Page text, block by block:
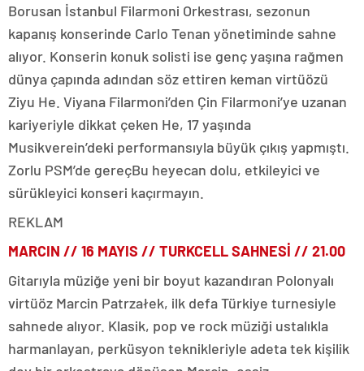
Borusan İstanbul Filarmoni Orkestrası, sezonun
kapanış konserinde Carlo Tenan yönetiminde sahne
alıyor. Konserin konuk solisti ise genç yaşına rağmen
dünya çapında adından söz ettiren keman virtüözü
Ziyu He. Viyana Filarmoni’den Çin Filarmoni’ye uzanan
kariyeriyle dikkat çeken He, 17 yaşında
Musikverein’deki performansıyla büyük çıkış yapmıştı.
Zorlu PSM’de gereçBu heyecan dolu, etkileyici ve
sürükleyici konseri kaçırmayın.
REKLAM
MARCIN // 16 MAYIS // TURKCELL SAHNESİ // 21.00
Gitarıyla müziğe yeni bir boyut kazandıran Polonyalı
virtüöz Marcin Patrzałek, ilk defa Türkiye turnesiyle
sahnede alıyor. Klasik, pop ve rock müziği ustalıkla
harmanlayan, perküsyon teknikleriyle adeta tek kişilik